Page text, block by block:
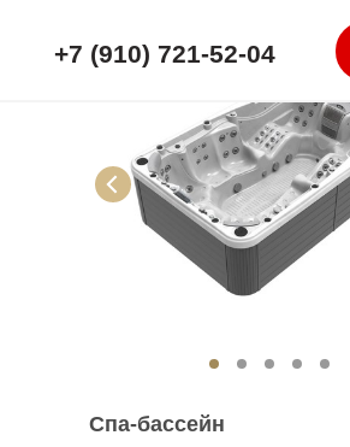
+7 (910) 721-52-04
Спа-бассейн